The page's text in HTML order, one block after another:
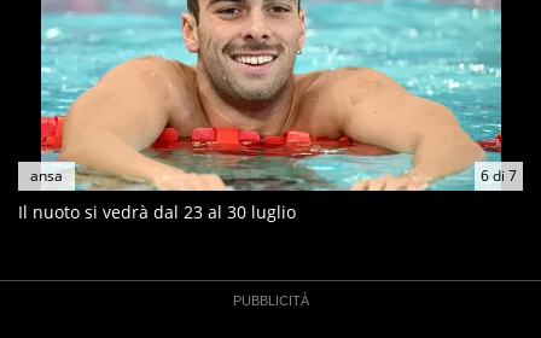
6di 7
ansa
Il nuoto si vedrà dal 23 al 30 luglio